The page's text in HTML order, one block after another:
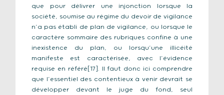
que pour délivrer une injonction lorsque la
société, soumise au régime du devoir de vigilance
n’a pas établi de plan de vigilance, ou lorsque le
caractère sommaire des rubriques confine à une
inexistence du plan, ou lorsqu’une illicéité
manifeste est caractérisée, avec l’évidence
requise en référé[17]. Il faut donc ici comprendre
que l’essentiel des contentieux à venir devrait se
développer devant le juge du fond, seul